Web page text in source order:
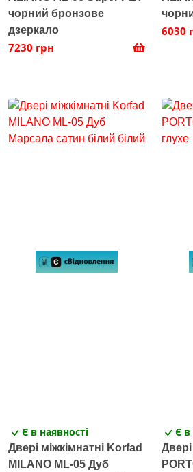
чорний бронзове
дзеркало
7230 грн
6030
Є в наявності
Двері міжкімнатні Korfad
MILANO ML-05 Дуб
Є в